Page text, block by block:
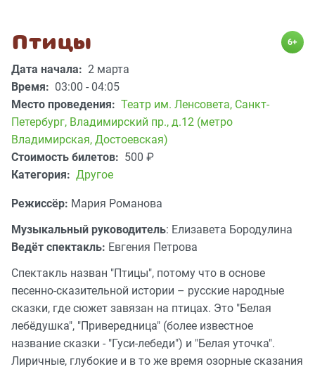
Птицы 6+
Дата начала: 2 марта
Время: 03:00 - 04:05
Место проведения: Театр им. Ленсовета, Санкт-
Петербург, Владимирский пр., д.12 (метро
Владимирская, Достоевская)
Стоимость билетов: 500 ₽
Категория: Другое
Режиссёр: Мария Романова
Музыкальный руководитель: Елизавета Бородулина
Ведёт спектакль: Евгения Петрова
Спектакль назван "Птицы", потому что в основе
песенно-сказительной истории – русские народные
сказки, где сюжет завязан на птицах. Это "Белая
лебёдушка", "Привередница" (более известное
название сказки - "Гуси-лебеди") и "Белая уточка".
Лиричные, глубокие и в то же время озорные сказания